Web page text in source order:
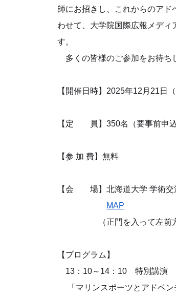
師にお招きし、これからのア
わせて、大学院国際広報メディ
す。
多くの皆様のご参加をお待ち
【開催日時】2025年12月21日
【定 員】350名（要事前申込
【参 加 費】無料
【会 場】北海道大学 学術交
MAP
（正門を入って左前方
【プログラム】
13：10～14：10 特別講演
「マリンスポーツとアドベン